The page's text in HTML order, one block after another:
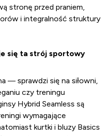
stronę przed praniem,
i integralność struktury
się ta strój sportowy
— sprawdzi się na siłowni,
czy treningu
Hybrid Seamless są
wymagające
kurtki i bluzy Basics